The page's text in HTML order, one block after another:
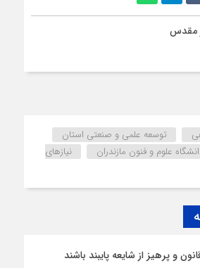
مقدس
توسعه علمی و صنعتی استان
علوم و فنون مازندران
نیازهای
و پرهیز از شایعه پایبند باشند